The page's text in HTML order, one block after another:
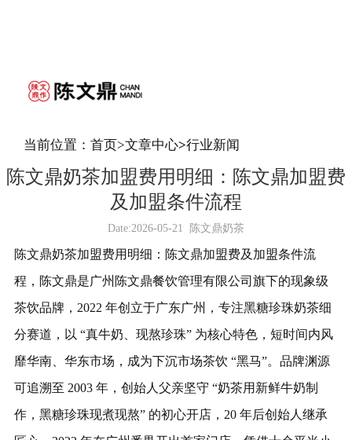
当前位置： 首页>文章中心>行业新闻
陈文鼎奶茶加盟费用明细：陈文鼎加盟费
及加盟条件流程
Date:2026-05-21 陈文鼎奶茶
陈文鼎奶茶加盟费用明细：陈文鼎加盟费及加盟条件流
程， 陈文鼎是广州陈文鼎餐饮管理有限公司旗下的现象级
茶饮品牌，2022 年创立于广东广州，专注黑糖珍珠奶茶细
分赛道，以 “真牛奶、现熬珍珠” 为核心特色，短时间内风
靡华南、华东市场，成为下沉市场茶饮 “黑马”。品牌渊源
可追溯至 2003 年，创始人父亲坚守 “奶茶用新鲜牛奶制
作，黑糖珍珠现煮现熬” 的初心开店，20 年后创始人继承